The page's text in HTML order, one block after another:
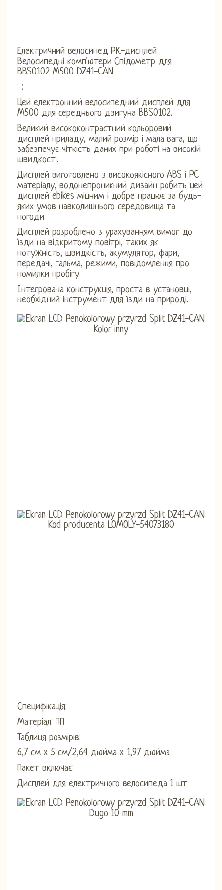
Електричний велосипед РК-дисплей
Велосипедні комп'ютери Спідометр для
BBS0102 M500 DZ41-CAN
: :
Цей електронний велосипедний дисплей для
M500 для середнього двигуна BBS0102.
Великий висококонтрастний кольоровий
дисплей приладу, малий розмір і мала вага, що
забезпечує чіткість даних при роботі на високій
швидкості.
Дисплей виготовлено з високоякісного ABS і PC
матеріалу, водонепроникний дизайн робить цей
дисплей ebikes міцним і добре працює за будь-
яких умов навколишнього середовища та
погоди.
Дисплей розроблено з урахуванням вимог до
їзди на відкритому повітрі, таких як
потужність, швидкість, акумулятор, фари,
передачі, гальма, режими, повідомлення про
помилки пробігу.
Інтегрована конструкція, проста в установці,
необхідний інструмент для їзди на природі.
Специфікація:
Матеріал: ПП
Таблиця розмірів:
6,7 см x 5 см/2,64 дюйма x 1,97 дюйма
Пакет включає:
Дисплей для електричного велосипеда 1 шт